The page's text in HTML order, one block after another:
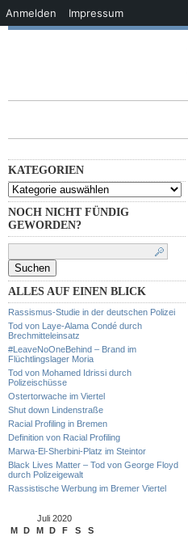
KATEGORIEN
KATEGORIEN
NOCH NICHT FÜNDIG
GEWORDEN?
ALLES AUF EINEN BLICK
Rassismus-Studie in der deutschen Polizei
Tod von Laye-Alama Condé durch
Brechmitteleinsatz
#LeaveNoOneBehind – Brand im
Flüchtlingslager Moria
Tod von Mohamed Idrissi durch
Polizeischüsse
Ostertorwache im Viertel
Shut down Lindenstraße
Racial Profiling in Bremen
Definition von Racial Profiling
Marwa-El-Sherbini-Platz im Steintor
Black Lives Matter – Tod von George Floyd
durch Polizeigewalt
Rassistische Werbung im Bremer Viertel
Juli 2020
M D M D F S
S
Anmelden Impressum